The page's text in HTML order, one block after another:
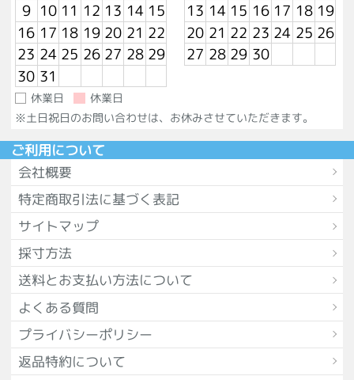
9 10 11 12 13 14 15
16 17 18 19 20 21 22
23 24 25 26 27 28 29
30 31
13 14 15 16 17 18 19
20 21 22 23 24 25 26
27 28 29 30
休業日
休業日
※土日祝日のお問い合わせは、お休みさせていただきます。
ご利用について
会社概要
特定商取引法に基づく表記
サイトマップ
採寸方法
送料とお支払い方法について
よくある質問
プライバシーポリシー
返品特約について